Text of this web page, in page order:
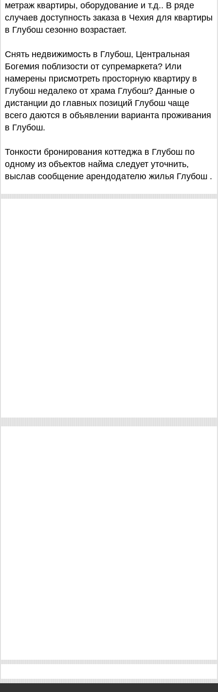
метраж квартиры, оборудование и т.д.. В ряде
случаев доступность заказа в Чехия для квартиры
в Глубош сезонно возрастает.
Снять недвижимость в Глубош, Центральная
Богемия поблизости от супремаркета? Или
намерены присмотреть просторную квартиру в
Глубош недалеко от храма Глубош? Данные о
дистанции до главных позиций Глубош чаще
всего даются в объявлении варианта проживания
в Глубош.
Тонкости бронирования коттеджа в Глубош по
одному из объектов найма следует уточнить,
выслав сообщение арендодателю жилья Глубош .